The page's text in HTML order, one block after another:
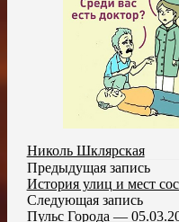
Николь Шклярская
Предыдущая запись
История улиц и мест
Следующая запись
Пульс Города —